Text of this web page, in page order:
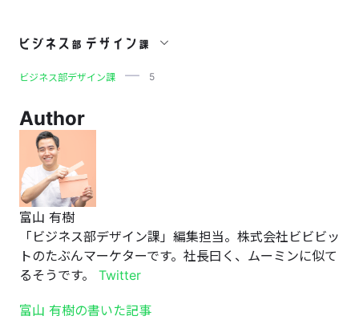
5
ビジネス部デザイン課 5
Author
富山 有樹
「ビジネス部デザイン課」編集担当。株式会社ビビビッ
トのたぶんマーケターです。社長曰く、ムーミンに似て
るそうです。 Twitter
富山 有樹の書いた記事